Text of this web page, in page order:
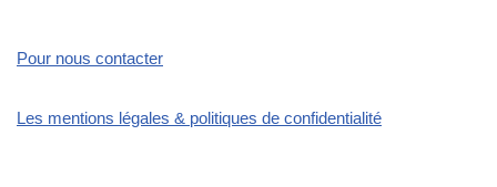
Pour nous contacter
Les mentions légales & politiques de confidentialité